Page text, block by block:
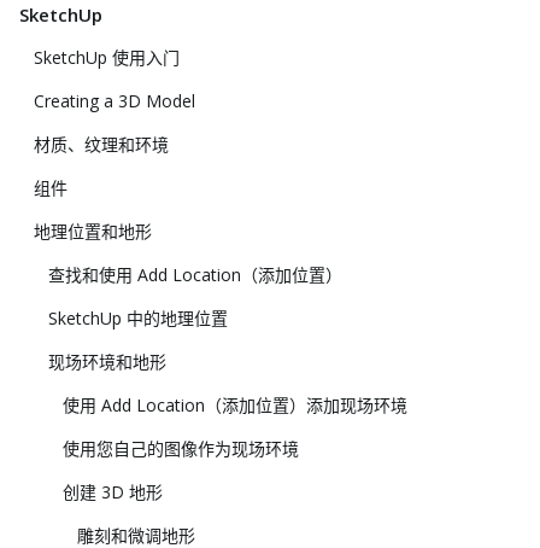
SketchUp
SketchUp 使用入门
Creating a 3D Model
材质、纹理和环境
组件
地理位置和地形
查找和使用 Add Location（添加位置）
SketchUp 中的地理位置
现场环境和地形
使用 Add Location（添加位置）添加现场环境
使用您自己的图像作为现场环境
创建 3D 地形
雕刻和微调地形